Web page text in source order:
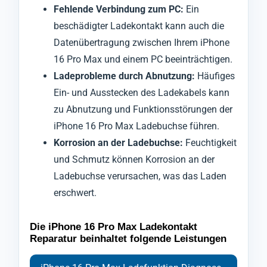
Fehlende Verbindung zum PC: Ein
beschädigter Ladekontakt kann auch die
Datenübertragung zwischen Ihrem iPhone
16 Pro Max und einem PC beeinträchtigen.
Ladeprobleme durch Abnutzung: Häufiges
Ein- und Ausstecken des Ladekabels kann
zu Abnutzung und Funktionsstörungen der
iPhone 16 Pro Max Ladebuchse führen.
Korrosion an der Ladebuchse: Feuchtigkeit
und Schmutz können Korrosion an der
Ladebuchse verursachen, was das Laden
erschwert.
Die iPhone 16 Pro Max Ladekontakt
Reparatur beinhaltet folgende Leistungen